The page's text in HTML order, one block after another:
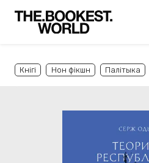
Кнігі Нон фікшн Палітыка